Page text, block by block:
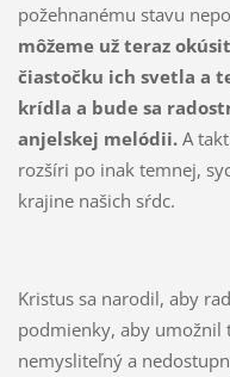
požehnanému stavu
môžeme už teraz
čiastočku ich svetla a
krídla a bude sa
anjelskej melódii. A
rozšíri po inak temnej,
krajine našich sŕdc.
Kristus sa narodil, aby
podmienky, aby umožnil
nemysliteľný a